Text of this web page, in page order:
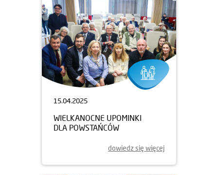
15.04.2025
WIELKANOCNE UPOMINKI
DLA POWSTAŃCÓW
dowiedz się więcej